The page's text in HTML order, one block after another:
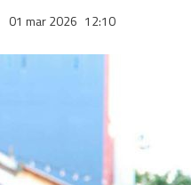
01 mar 2026 12:10